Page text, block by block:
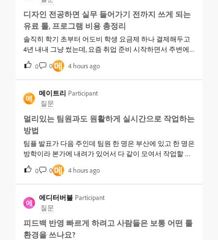
있을까요?
디자인 전공하면 실무 들어가기 전까지 쓰게 되는
유료 툴, 프로그램 비용 총정리
솔직히 학기 초부터 어도비 학생 요금제 하나 결제해두고
4년 내내 그냥 썼는데, 요즘 취업 준비 시작하면서 주변에
서 자꾸 이 구독료를 다 더하면 얼마나 되는 건지 따져보라
고 해서 좀 혼란스러워요.디자인 전공이라 포토샵이랑 일
러스트레이터는 기본이고, 팀 프로젝트 때문에 프리미어
랑 애프터이펙트도 몇 번 써봤거든요. 근데 최근 인턴 채용
공고들을 보니까 툴 요구사항 칸에 크리에이티브 클라우
드 앱 이름이 적혀 있고, PSD 원본 파일 제출을 요구하는 곳
도 있어서 학생 때 진짜 필요한 지출이었나 싶기도 하고요.
동기 중엔 피그마랑 노션은 학생이면 무료니까 그것만 써
도 되지 않냐는 애도 있어요. 4년치 다 합치면 어도비만 쓴
게 맞는 선택이었는지, 무료 툴로도 충분했을지 선배님들
0 0메 4 hours ago
메
메이트리 Participant
질문
멀리있는 팀원과도 원활하게 실시간으로 작업하는
방법
팀플 발표가 다음 주인데 팀원 한 명은 부산에 있고 한 명은
방학이라 본가에 내려가 있어서 다 같이 모여서 작업할 시
간이 안 나요. 포토샵으로 시안 만들고 있는데 각자 수정한
파일을 카톡으로 주고받다 보니 어떤 게 최신본인지도 헷
갈리고, 교수님이 발표 전에 다 같이 화면 보면서 실시간으
로 고치는 과정을 보여달라고 하셔서 더 막막해졌어요.구
글 문서처럼 여러 명이 동시에 들어가서 실시간으로 같이
작업하는 것도 어도비 프로그램으로 되나요, 아니면 그냥
파일을 주고받는 방법밖에 없는 건가요?
0 0메 4 hours ago
에
에디터버블 Participant
질문
피드백 반영 빠르게 하려고 사람들은 보통 어떤 툴
환경을 쓰나요?